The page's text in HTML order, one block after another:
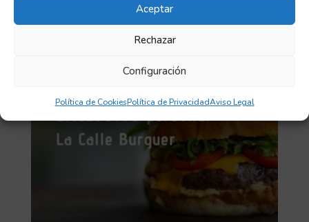
Aceptar
Rechazar
Configuración
Política de CookiesPolítica de PrivacidadAviso Legal